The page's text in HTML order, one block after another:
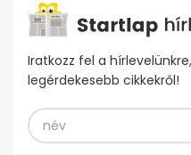
Iratkozz fel a
legérdekesebb cikkekről!